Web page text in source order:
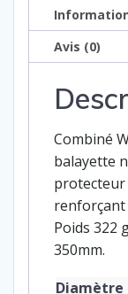
Avis (0)
Combiné
balayette
protecteur
Poids 322
350mm.
Diamètre